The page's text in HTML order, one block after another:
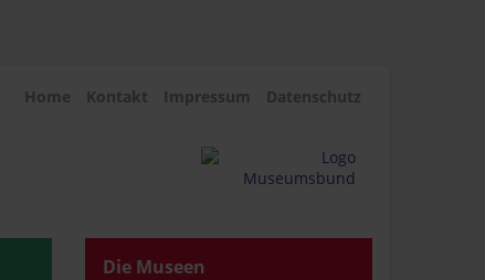
Home Kontakt Impressum Datenschutz
Die Museen